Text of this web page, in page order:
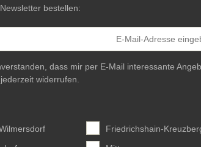
bestellen:
dass mir per E-Mail interessante
widerrufen.
Friedrichshain-